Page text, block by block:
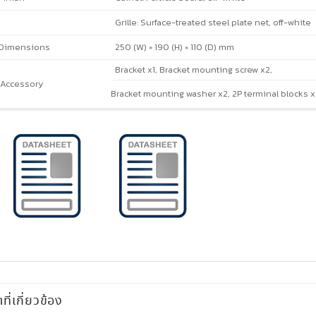
Grille: Surface-treated steel plate net, off-white
250 (W) × 190 (H) × 110 (D) mm
Accessory
Bracket x1, Bracket mounting screw x2,
Bracket mounting washer x2, 2P terminal blocks
เกี่ยวข้อง